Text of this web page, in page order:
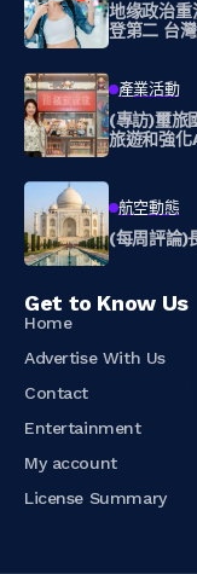
地缘政治重
登第二 台
產業活動
(專訪)璽旅國際旅
旅遊和強化
航空動態
(每周評論)
Get to Know Us
Home
Advertise With Us
Contact
Entertainment
My account
License Summary